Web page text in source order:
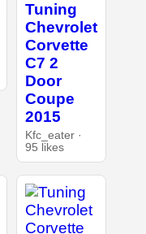
Tuning
Chevrolet
Corvette
C7 2
Door
Coupe
2015
Kfc_eater ·
95 likes